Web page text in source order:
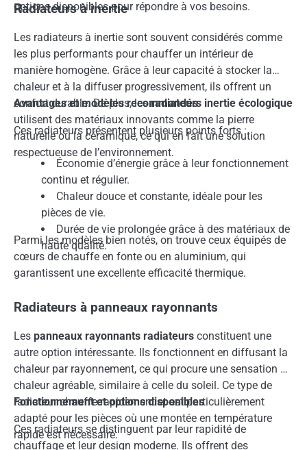
options disponibles pour répondre à vos besoins.
Radiateurs à inertie
Les radiateurs à inertie sont souvent considérés comme
les plus performants pour chauffer un intérieur de
manière homogène. Grâce à leur capacité à stocker la
chaleur et à la diffuser progressivement, ils offrent un
confort durable. De plus, lesradiateurs inertie écologique
utilisent des matériaux innovants comme la pierre
naturelle ou la céramique, ce qui en fait une solution
respectueuse de l’environnement.
Avantages et modèles recommandés
Ces radiateurs présentent plusieurs points forts :
Économie d’énergie grâce à leur fonctionnement
continu et régulier.
Chaleur douce et constante, idéale pour les
pièces de vie.
Durée de vie prolongée grâce à des matériaux de
haute qualité.
Parmi les modèles bien notés, on trouve ceux équipés de
cœurs de chauffe en fonte ou en aluminium, qui
garantissent une excellente efficacité thermique.
Radiateurs à panneaux rayonnants
Les panneaux rayonnants radiateurs constituent une
autre option intéressante. Ils fonctionnent en diffusant la
chaleur par rayonnement, ce qui procure une sensation de
chaleur agréable, similaire à celle du soleil. Ce type de
radiateur chauffe rapidement et est particulièrement
adapté pour les pièces où une montée en température
rapide est nécessaire.
Fonctionnement et options disponibles
Ces radiateurs se distinguent par leur rapidité de
chauffage et leur design moderne. Ils offrent des